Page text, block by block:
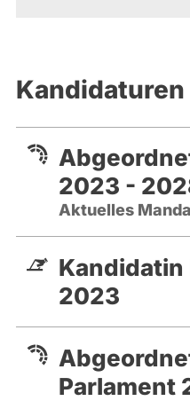
2023 -
Aktuelles
Kandidatin
2023
Parlament